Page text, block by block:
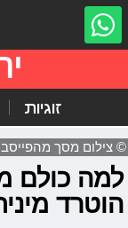
זוגיות
© צילום מסך
למה כולם
הוטרד